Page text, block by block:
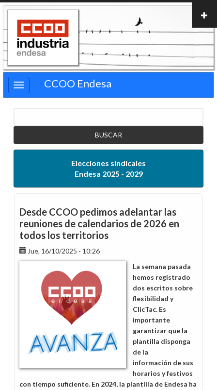
Pasar
contenido
principal
CCOO Endesa
Elecciones sindicales
Endesa 2025 - 2029
Desde CCOO pedimos adelantar las
reuniones de calendarios de 2026 en
todos los territorios
Jue, 16/10/2025 - 10:26
La semana pasada
hemos registrado
dos escritos sobre
flexibilidad y
ClicTac. Es
importante
garantizar que la
plantilla disponga
de la
información de sus
horarios y festivos
con tiempo suficiente. En 2024, la plantilla de Endesa ha